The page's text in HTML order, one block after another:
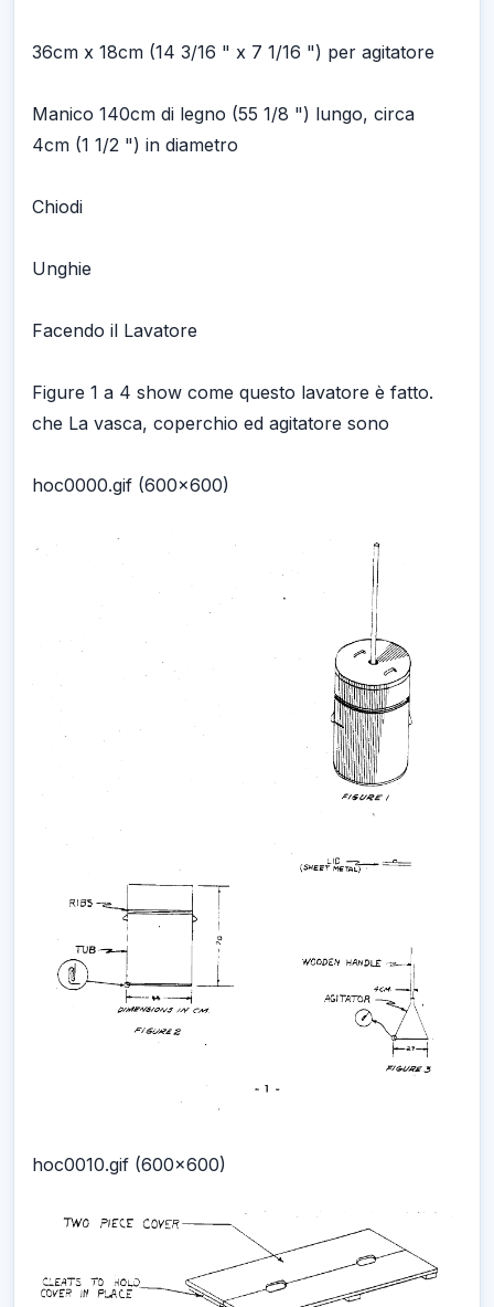
36cm x 18cm (14 3/16 " x 7 1/16 ") per agitatore
Manico 140cm di legno (55 1/8 ") lungo, circa
4cm (1 1/2 ") in diametro
Chiodi
Unghie
Facendo il Lavatore
Figure 1 a 4 show come questo lavatore è fatto.
che La vasca, coperchio ed agitatore sono
hoc0000.gif (600x600)
hoc0010.gif (600x600)